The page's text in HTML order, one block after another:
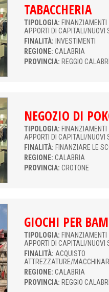
TABACCHERIA
TIPOLOGIA:
APPORTI DI CAPITALI/NUOVI
FINALITÀ: INVESTIMENTI
REGIONE: CALABRIA
PROVINCIA: REGGIO
NEGOZIO DI
TIPOLOGIA:
APPORTI DI CAPITALI/NUOVI
FINALITÀ: FINANZIARE LE
REGIONE: CALABRIA
PROVINCIA: CROTONE
GIOCHI PER
TIPOLOGIA:
APPORTI DI CAPITALI/NUOVI
FINALITÀ: ACQUISTO
ATTREZZATURE/
REGIONE: CALABRIA
PROVINCIA: REGGIO